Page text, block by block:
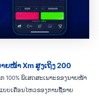
ຍໜ້າ Xm ສູງເຖິງ 200
100% ພິເສດສະເພາະຂອງນາຍໜ້າ
ແບບເຄື່ອນໄຫວຂອງການຊື້ຂາຍ